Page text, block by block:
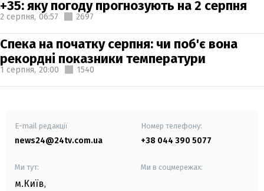
+35: яку погоду прогнозують на 2 серпня
2 серпня, 06:57 2697
Спека на початку серпня: чи поб'є вона
рекордні показники температури
1 серпня, 20:00 1540
E-mail редакції
news24@24tv.com.ua
Номер телефону:
+38 044 390 5077
Ми тут:
м.Київ,
Ми в соцмережах: